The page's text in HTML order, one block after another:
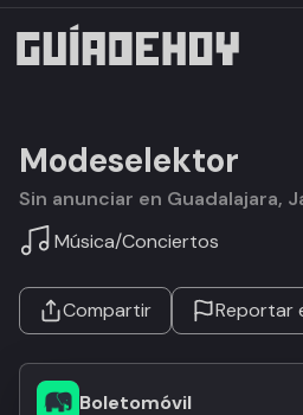
Modeselektor
Sin anunciar en Guadalajara,
Música/Conciertos
Compartir Reportar
Boletomóvil